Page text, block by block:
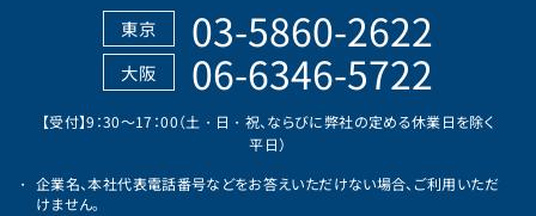
東京 03-5860-2622
大阪 06-6346-5722
【受付】9：30～17：00（土・日・祝、ならびに弊社の定める休業日を除く
平日）
企業名、本社代表電話番号などをお答えいただけない場合、ご利用いただ
けません。